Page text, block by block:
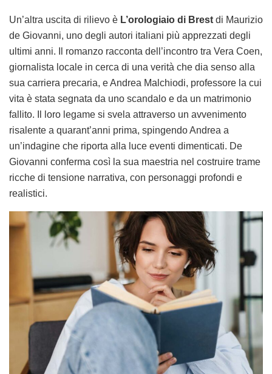
Un’altra uscita di rilievo è L’orologiaio di Brest di Maurizio
de Giovanni, uno degli autori italiani più apprezzati degli
ultimi anni. Il romanzo racconta dell’incontro tra Vera Coen,
giornalista locale in cerca di una verità che dia senso alla
sua carriera precaria, e Andrea Malchiodi, professore la cui
vita è stata segnata da uno scandalo e da un matrimonio
fallito. Il loro legame si svela attraverso un avvenimento
risalente a quarant’anni prima, spingendo Andrea a
un’indagine che riporta alla luce eventi dimenticati. De
Giovanni conferma così la sua maestria nel costruire trame
ricche di tensione narrativa, con personaggi profondi e
realistici.